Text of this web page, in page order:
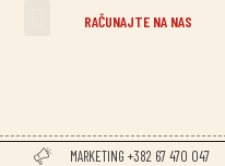
RAČUNAJTE NA NAS
MARKETING +382 67 470 047